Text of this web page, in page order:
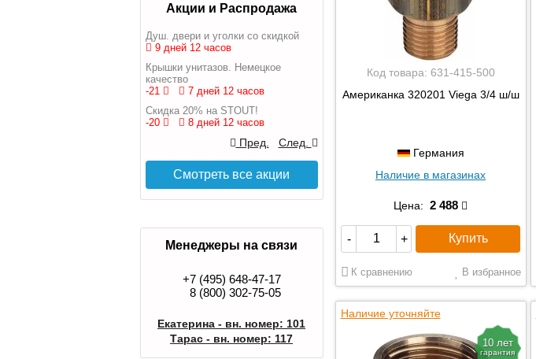
Акции и Распродажа
Душ. двери и уголки со скидкой
9 дней 12 часов
Крышки унитазов. Немецкое
качество
-21
7 дней 12 часов
Скидка 20% на STOUT!
-20
8 дней 12 часов
Пред. След.
Смотреть все акции
Менеджеры на связи
+7 (495) 648-47-17
8 (800) 302-75-05
Екатерина - вн. номер: 101
Тарас - вн. номер: 117
Код товара: 631-415-500
Американка 320201 Viega 3/4 ш/ш
Германия
Наличие в магазинах
Цена: 2 488
- + Купить
К сравнению В избранное
Наличие уточняйте
10 лет
гарантия